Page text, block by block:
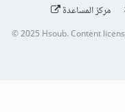
مركز المساعدة
© 2025 Hsoub.Content